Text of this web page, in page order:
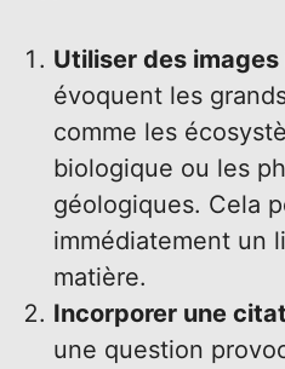
Utiliser des
évoquent les
comme les
biologique ou les
géologiques. Cela
immédiatement un
matière.
Incorporer une
une question